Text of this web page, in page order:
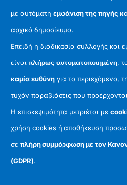
με αυτόματηεμφάνιση της πηγής
αρχικό δημοσίευμα.
Επειδή η διαδικασία συλλογής και
είναιπλήρως αυτοματοποιημένη,
καμία ευθύνη για το περιεχόμενο,
τυχόν παραβιάσεις που
Η επισκεψιμότητα μετριέται με
χρήση cookies ή αποθήκευση
σεπλήρη συμμόρφωση με τον
(GDPR).